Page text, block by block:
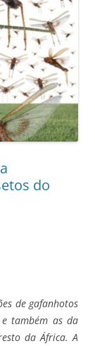
do
de gafanhotos
também as da
da África. A